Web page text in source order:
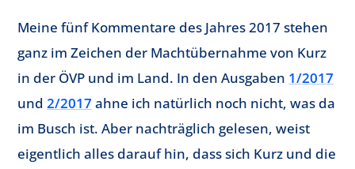
Meine fünf Kommentare des Jahres 2017 stehen
ganz im Zeichen der Machtübernahme von Kurz
in der ÖVP und im Land. In den Ausgaben 1/2017
und 2/2017 ahne ich natürlich noch nicht, was da
im Busch ist. Aber nachträglich gelesen, weist
eigentlich alles darauf hin, dass sich Kurz und die